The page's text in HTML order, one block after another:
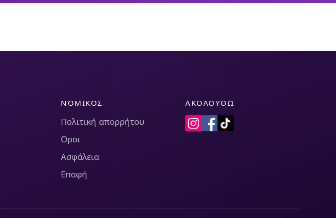
ΝΟΜΙΚΌΣ
Πολιτική απορρήτου
Οροι
Ασφάλεια
Επαφή
ΑΚΟΛΟΥΘΏ